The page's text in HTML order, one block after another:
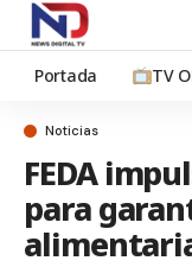
Portada TV
Noticias
FEDA
para